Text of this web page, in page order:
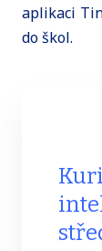
aplikaci
do škol.